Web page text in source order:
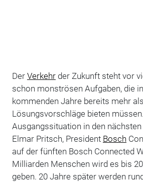
Der Verkehrder Zukunft steht vor
schon monströsen Aufgaben, die
kommenden Jahre bereits mehr
Lösungsvorschläge bieten
Ausgangssituation in den
Elmar Pritsch, President Bosch
auf der fünften Bosch Connected
Milliarden Menschen wird es bis
geben. 20 Jahre später werden